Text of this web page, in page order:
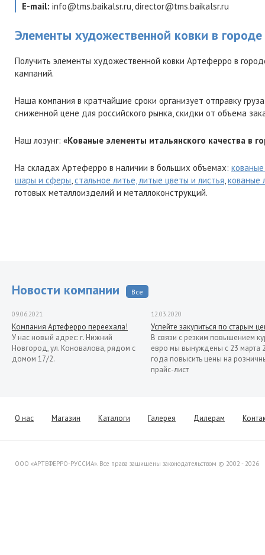
E-mail: info@tms.baikalsr.ru,director@tms.baikalsr.ru
Элементы художественной ковки в
Получить элементы художественной ковки Артеферро в
кампаний.
Наша компания в кратчайшие сроки организует отправку
сниженной цене для российского рынка, скидки от объема
Наш лозунг: «Кованые элементы итальянского качества в
На складах Артеферро в наличии в больших объемах:
шары и сферы,стальное литье, литые цветы и листья,кованые
готовых металлоизделий и металлоконструкций.
Новости компании Все
09.06.2021
Компания Артеферро переехала!
У нас новый адрес: г. Нижний
Новгород, ул. Коновалова, рядом с
домом 17/2.
12.03.2020
Успейте закупиться по старым
В связи с резким повышением
евро мы вынуждены с 23 марта
года повысить цены на
прайс-лист
Уважаемые клиенты! Представляем
Вашему вниманию распродажу
О нас Магазин Каталоги Галерея Дилерам
ООО «АРТЕФЕРРО-РУССИА». Все права защищены законодательством © 2002 - 2026